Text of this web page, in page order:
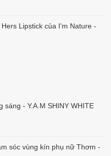
Lipstick của I'm Nature -
sáng - Y.A.M SHINY WHITE
sóc vùng kín phụ nữ Thơm -